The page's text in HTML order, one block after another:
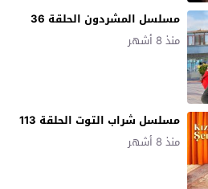
مسلسل المشردون الحلقة 36
منذ 8 أشهر
مسلسل شراب التوت الحلقة 113
منذ 8 أشهر